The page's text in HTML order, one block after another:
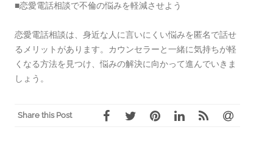
■恋愛電話相談で不倫の悩みを軽減させよう
恋愛電話相談は、身近な人に言いにくい悩みを匿名で話せ
るメリットがあります。カウンセラーと一緒に気持ちが軽
くなる方法を見つけ、悩みの解決に向かって進んでいきま
しょう。
Share this Post